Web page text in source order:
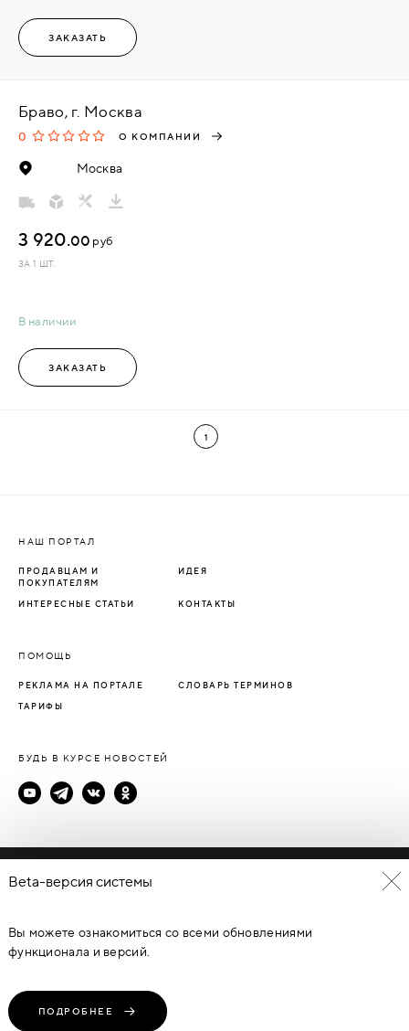
ЗАКАЗАТЬ
Браво, г. Москва
0 О КОМПАНИИ
Москва
В наличии
3 920.00 руб
ЗА 1 ШТ.
ЗАКАЗАТЬ
1
НАШ ПОРТАЛ
ПРОДАВЦАМ И
ПОКУПАТЕЛЯМ
ИДЕЯ
ИНТЕРЕСНЫЕ СТАТЬИ КОНТАКТЫ
ПОМОЩЬ
РЕКЛАМА НА ПОРТАЛЕ СЛОВАРЬ ТЕРМИНОВ
ТАРИФЫ
БУДЬ В КУРСЕ НОВОСТЕЙ
Политика конфиденциальности
© Каталог дверей - DverProf, 2021-2026Материалы сайта
являются объектами авторского права. Запрещается
копирование, распространение, любое использование
ФЕДЕРАЦИИ ОТ 09.07.93Г. №5351-1 “ОБ АВТОРСКОМ ПРАВЕ И
СМЕЖНЫХ ПРАВАХ” (с изменениями от 19 июля 1995 г., 20 июля
Beta-версия системы
Вы можете ознакомиться со всеми обновлениями
функционала и версий.
ПОДРОБНЕЕ